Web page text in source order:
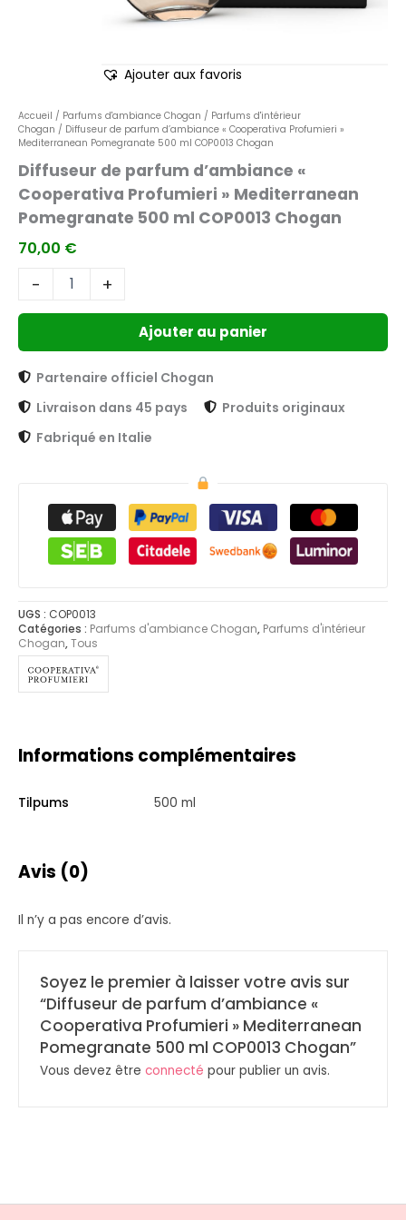
Ajouter aux favoris
Accueil / Parfums d'ambiance Chogan / Parfums d'intérieur
Chogan / Diffuseur de parfum d’ambiance « Cooperativa Profumieri »
Mediterranean Pomegranate 500 ml COP0013 Chogan
Diffuseur de parfum d’ambiance «
Cooperativa Profumieri » Mediterranean
Pomegranate 500 ml COP0013 Chogan
70,00 €
- +
Ajouter au panier
Partenaire officiel Chogan
Livraison dans 45 pays
Produits originaux
Fabriqué en Italie
UGS : COP0013
Catégories : Parfums d'ambiance Chogan, Parfums d'intérieur
Chogan,Tous
Informations complémentaires
Tilpums 500 ml
Avis (0)
Il n’y a pas encore d’avis.
Soyez le premier à laisser votre avis sur
“Diffuseur de parfum d’ambiance «
Cooperativa Profumieri » Mediterranean
Pomegranate 500 ml COP0013 Chogan”
Vous devez être connecté pour publier un avis.